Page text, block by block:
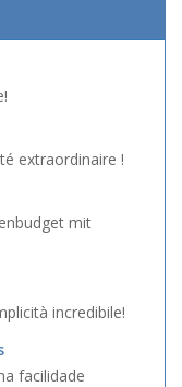
extraordinaire !
mit
incredibile!
facilidade